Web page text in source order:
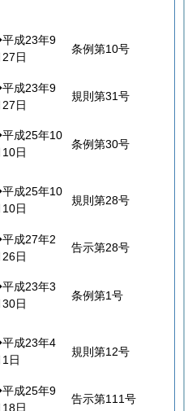
成23年9
27日
条例第10号
成23年9
27日
規則第31号
成25年10
10日
条例第30号
成25年10
10日
規則第28号
成27年2
26日
告示第28号
成23年3
30日
条例第1号
成23年4
1日
規則第12号
成25年9
18日
告示第111号